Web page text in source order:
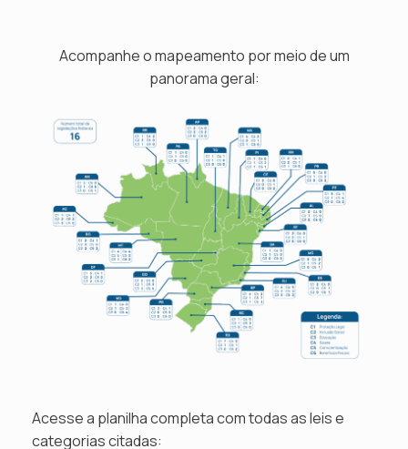
Acompanhe o mapeamento por meio de um
panorama geral:
Acesse a planilha completa com todas as leis e
categorias citadas: